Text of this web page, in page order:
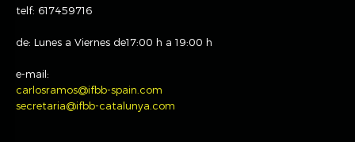
telf: 617459716
de: Lunes a Viernes de17:00 h a 19:00 h
e-mail:
carlosramos@ifbb-spain.com
secretaria@ifbb-catalunya.com